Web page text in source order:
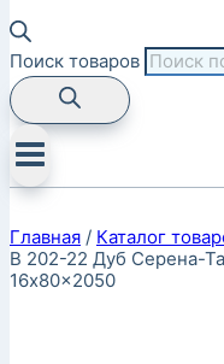
Поиск товаров
Главная / Каталог
B 202-22 Дуб Серена-
16x80x2050